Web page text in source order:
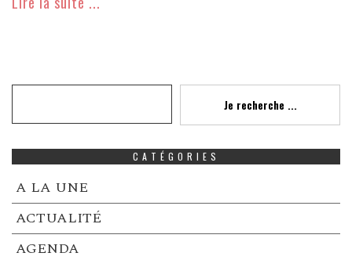
Je recherche ...
CATÉGORIES
A LA UNE
ACTUALITÉ
AGENDA